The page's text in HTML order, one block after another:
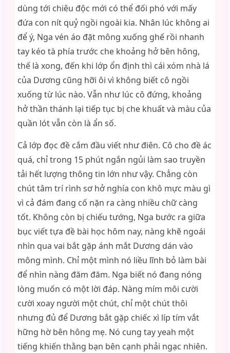
dùng tới chiêu độc mới có thể đối phó với mấy
đứa con nít quỷ ngồi ngoài kia. Nhân lúc không ai
để ý, Nga vén áo đặt mông xuống ghế rồi nhanh
tay kéo tà phía trước che khoảng hở bên hông,
thế là xong, đến khi lớp ổn định thì cái xóm nhà lá
của Dương cũng hỡi ôi vì không biết cô ngồi
xuống từ lúc nào. Vẫn như lúc cô đứng, khoảng
hở thần thánh lại tiếp tục bị che khuất và màu của
quần lót vẫn còn là ẩn số.
Cả lớp đọc đề cắm đầu viết như điên. Cô cho đề ác
quá, chỉ trong 15 phút ngắn ngủi làm sao truyền
tải hết lượng thông tin lớn như vậy. Chẳng còn
chút tâm trí rình sơ hở nghía con khô mực màu gì
vì cả đám đang cố nặn ra càng nhiều chữ càng
tốt. Không còn bị chiếu tướng, Nga bước ra giữa
bục viết tựa đề bài học hôm nay, nàng khẽ ngoái
nhìn qua vai bắt gặp ánh mắt Dương dán vào
mông mình. Chỉ một mình nó liều lĩnh bỏ làm bài
để nhìn nàng đăm đăm. Nga biết nó đang nóng
lòng muốn có một lời đáp. Nàng mím môi cười
cười xoay người một chút, chỉ một chút thôi
nhưng đủ để Dương bắt gặp chiếc xì líp tím vắt
hững hờ bên hông mẹ. Nó cung tay yeah một
tiếng khiến thằng bạn bên cạnh phải ngạc nhiên.